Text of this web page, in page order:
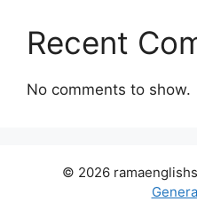
Recent
No comments to show.
© 2026